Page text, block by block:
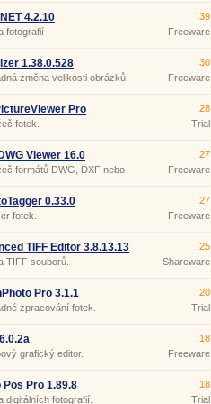
4.2.10
fotografií
39
Freeware
1.38.0.528
změna velikosti obrázků.
30
Freeware
Pro
fotek.
28
Trial
Viewer 16.0
formátů DWG, DXF nebo
27
Freeware
0.33.0
fotek.
27
Freeware
TIFF Editor 3.8.13.13
TIFF souborů.
25
Shareware
Pro 3.1.1
zpracování fotek.
20
Trial
grafický editor.
18
Freeware
Pos Pro 1.89.8
digitálních fotografií.
18
Trial